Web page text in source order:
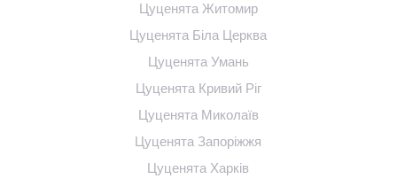
Цуценята Житомир
Цуценята Біла Церква
Цуценята Умань
Цуценята Кривий Ріг
Цуценята Миколаїв
Цуценята Запоріжжя
Цуценята Харків